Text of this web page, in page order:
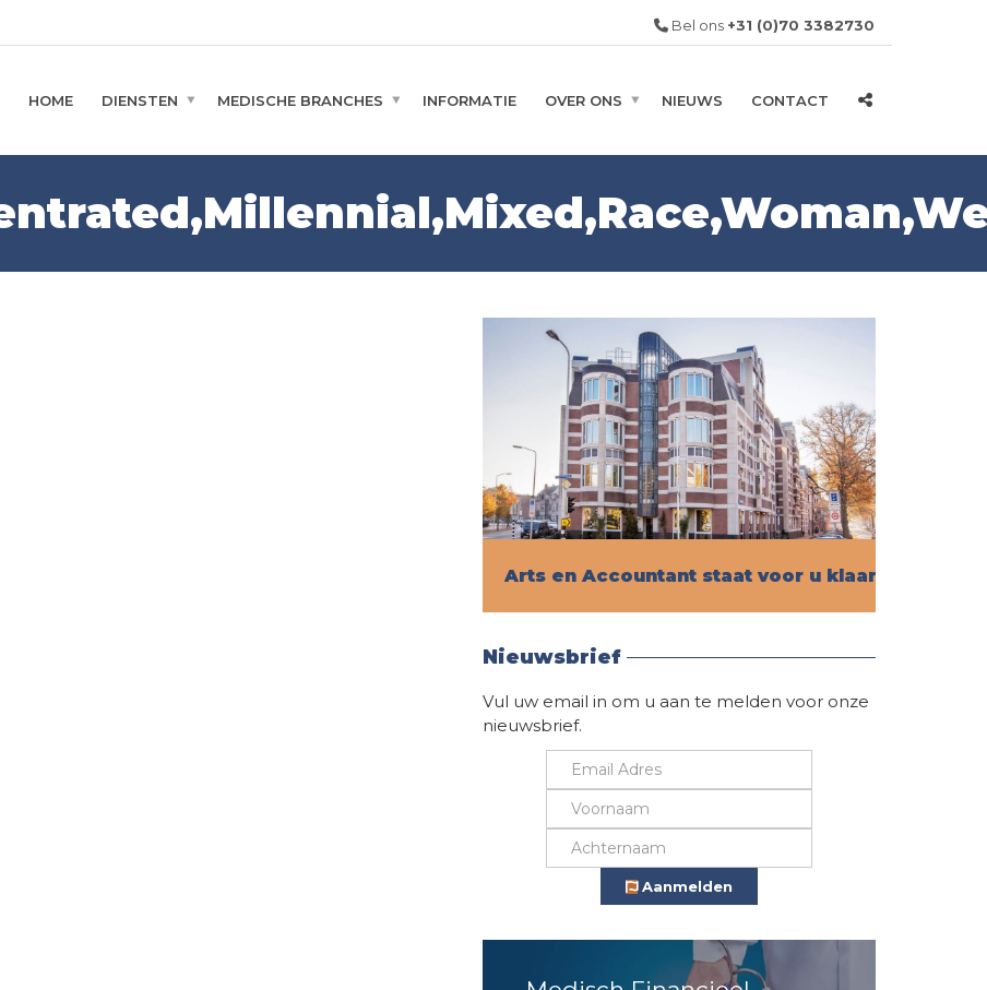
Bel ons +31 (0)70 3382730
HOME DIENSTEN MEDISCHE BRANCHES INFORMATIE OVER ONS NIEUWS CONTACT
Arts en Accountant staat voor u klaar!
Nieuwsbrief
Vul uw email in om u aan te melden voor onze
nieuwsbrief.
Aanmelden